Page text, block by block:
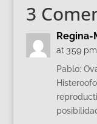
3
Regina-
at 3:59 pm
Pablo: